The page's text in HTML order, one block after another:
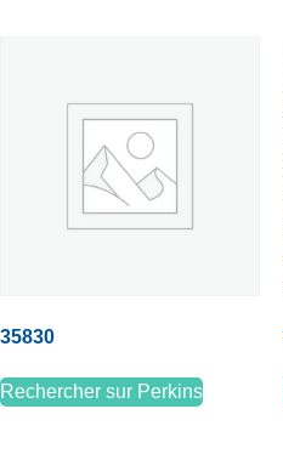
35830
Rechercher sur Perkins